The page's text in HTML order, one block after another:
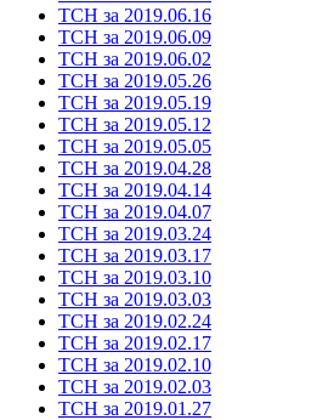
ТСН за 2019.06.16
ТСН за 2019.06.09
ТСН за 2019.06.02
ТСН за 2019.05.26
ТСН за 2019.05.19
ТСН за 2019.05.12
ТСН за 2019.05.05
ТСН за 2019.04.28
ТСН за 2019.04.14
ТСН за 2019.04.07
ТСН за 2019.03.24
ТСН за 2019.03.17
ТСН за 2019.03.10
ТСН за 2019.03.03
ТСН за 2019.02.24
ТСН за 2019.02.17
ТСН за 2019.02.10
ТСН за 2019.02.03
ТСН за 2019.01.27